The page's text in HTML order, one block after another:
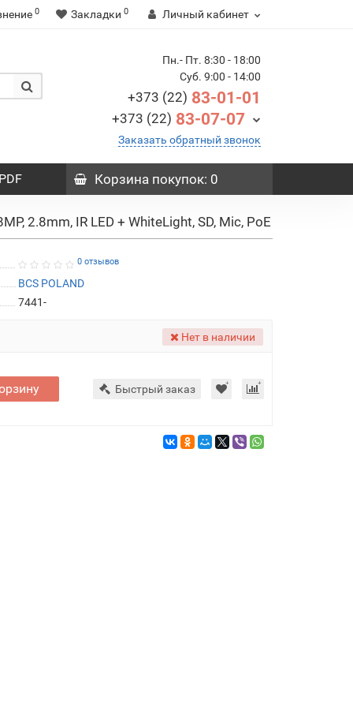
0 Закладки 0 Личный кабинет
Пн.- Пт. 8:30 - 18:00
Суб. 9:00 - 14:00
+373 (22) 83-01-01
+373 (22) 83-07-07
Заказать обратный звонок
Корзинапокупок: 0
2.8mm, IR LED + WhiteLight, SD, Mic, PoE
0 отзывов
BCS POLAND
7441-
Нет в наличии
Быстрый заказ